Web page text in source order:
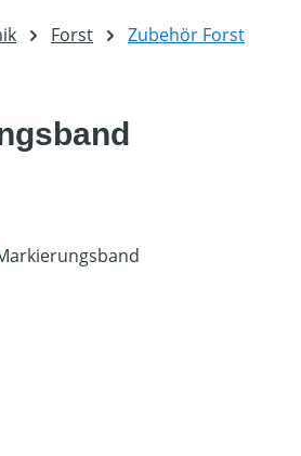
Forst Zubehör Forst